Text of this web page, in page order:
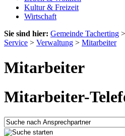
Kultur & Freizeit
Wirtschaft
Sie sind hier: Gemeinde Tacherting >
Service > Verwaltung > Mitarbeiter
Mitarbeiter
Mitarbeiter-